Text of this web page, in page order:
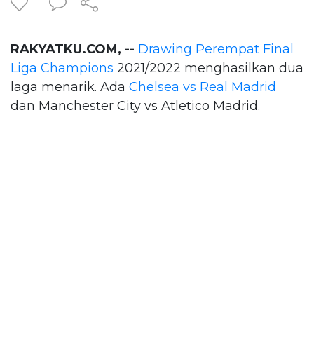
RAKYATKU.COM, -- Drawing Perempat Final
Liga Champions 2021/2022 menghasilkan dua
laga menarik. Ada Chelsea vs Real Madrid
dan Manchester City vs Atletico Madrid.